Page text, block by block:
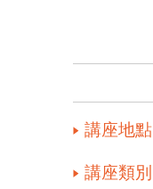
講座地點
講座類別